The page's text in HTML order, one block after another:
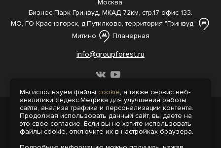
Москва,
Бизнес-Парк Гринвуд, МКАД 72км, стр.17 офис 133.
МО, ГО Красногорск, д.Путилково, территория "Гринвуд"
Митино
Планерная
info@groupforest.ru
© 2005-, 2026 Все права защищены
Информация, представленная на сайте,
не является публичной офертой.
Мы используем файлы cookie, а также сервис веб-
аналитики Яндекс.Метрика для улучшения работы
сайта, анализа трафика и персонализации контента.
Продолжая использовать данный сайт, вы даете на
это свое согласие. Если вы не хотите использовать
файлы cookie, отключите их в настройках браузера.